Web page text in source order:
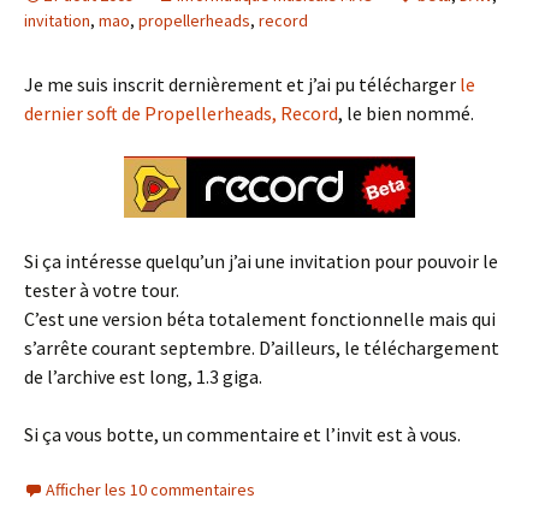
invitation, mao, propellerheads, record
Je me suis inscrit dernièrement et j’ai pu télécharger le
dernier soft de Propellerheads, Record, le bien nommé.
Si ça intéresse quelqu’un j’ai une invitation pour pouvoir le
tester à votre tour.
C’est une version béta totalement fonctionnelle mais qui
s’arrête courant septembre. D’ailleurs, le téléchargement
de l’archive est long, 1.3 giga.
Si ça vous botte, un commentaire et l’invit est à vous.
Afficher les 10 commentaires